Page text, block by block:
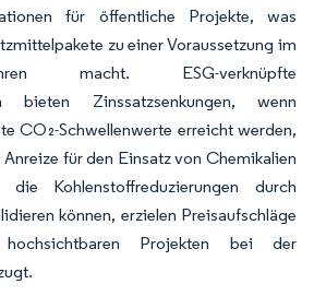
für öffentliche Projekte, was
zu einer Voraussetzung im
macht. ESG-verknüpfte
bieten Zinssatzsenkungen, wenn
CO₂-Schwellenwerte erreicht werden,
für den Einsatz von Chemikalien
die Kohlenstoffreduzierungen durch
können, erzielen Preisaufschläge
Projekten bei der